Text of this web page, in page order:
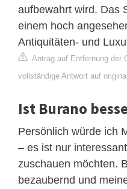
aufbewahrt wird. Das
einem hoch
Antiquitäten- und
Antrag auf Entfernung der
vollständige Antwort auf
Ist Burano
Persönlich würde ich
– es ist nur
zuschauen möchten.
bezaubernd und